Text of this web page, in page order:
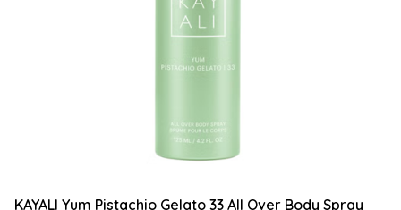
KAYALI Yum Pistachio Gelato 33 All Over Body Spray